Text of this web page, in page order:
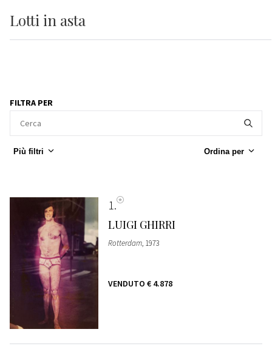
Lotti in asta
FILTRA PER
Più filtri Ordina per
1
LUIGI GHIRRI
Rotterdam, 1973
VENDUTO € 4.878